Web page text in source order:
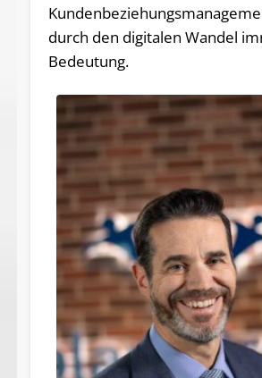
durch den digitalen Wandel
Bedeutung.